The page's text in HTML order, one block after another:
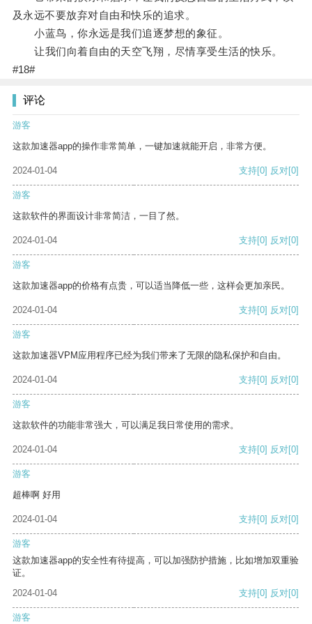
及永远不要放弃对自由和快乐的追求。
小蓝鸟，你永远是我们追逐梦想的象征。
让我们向着自由的天空飞翔，尽情享受生活的快乐。
#18#
评论
游客
这款加速器app的操作非常简单，一键加速就能开启，非常方便。
2024-01-04 支持[0] 反对[0]
游客
这款软件的界面设计非常简洁，一目了然。
2024-01-04 支持[0] 反对[0]
游客
这款加速器app的价格有点贵，可以适当降低一些，这样会更加亲民。
2024-01-04 支持[0] 反对[0]
游客
这款加速器VPM应用程序已经为我们带来了无限的隐私保护和自由。
2024-01-04 支持[0] 反对[0]
游客
这款软件的功能非常强大，可以满足我日常使用的需求。
2024-01-04 支持[0] 反对[0]
游客
超棒啊 好用
2024-01-04 支持[0] 反对[0]
游客
这款加速器app的安全性有待提高，可以加强防护措施，比如增加双重验
证。
2024-01-04
支持[0] 反对[0]
游客